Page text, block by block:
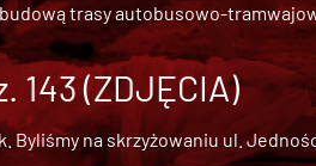
budową trasy autobusowo-
(ZDJĘCIA)
na skrzyżowaniu ul.